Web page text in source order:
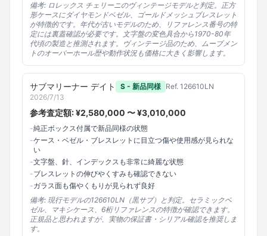
備考: ロレックス チェリーニのヴィンテージモデルと判定。正方
形ケースにダイヤモンドベゼル、ゴールドメッシュブレスレット
が特徴的です。年代が古いモデルのため、リファレンス番号の特
定には裏蓋確認が必要です。文字盤の変色具合から1970-80年
代頃の製造と推測されます。ヴィンテージ品のため、ムーブメン
トのオーバーホール歴や動作状況も価格に大きく影響します。
サブマリーナー デイト S - 新品同様 Ref. 126610LN
2026/7/13
参考査定額: ¥2,580,000 〜 ¥3,010,000
-純正ボックス付属で新品同様の状態
-ケース・ベゼル・ブレスレットに目立つ傷や使用感が見られな
い
-文字盤、針、インデックスも非常に綺麗な状態
-ブレスレットの伸びやくすみも確認できない
-ガラス面も傷やくもりが見られず良好
備考: 現行モデルの126610LN（黒サブ）と判定。セラミックベ
ゼル、マキシケース、6桁リファレンスの特徴が確認できます。
正規品と思われますが、実物の保証書・シリアル確認を推奨しま
す。